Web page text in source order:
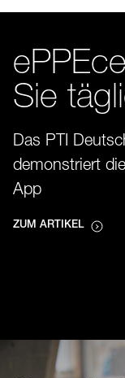
Sie
Das PTI
demonstriert
App
ZUM ARTIKEL